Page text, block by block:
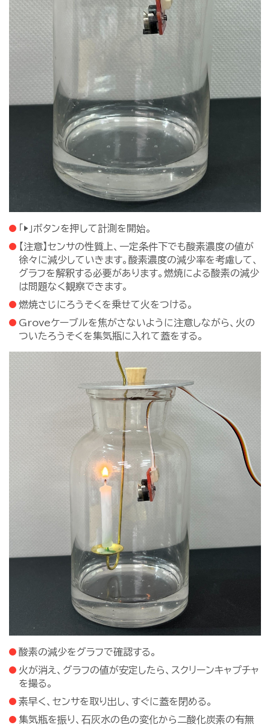
「▶」ボタンを押して計測を開始。
【注意】センサの性質上、一定条件下でも酸素濃度の値が
徐々に減少していきます。酸素濃度の減少率を考慮して、
グラフを解釈する必要があります。燃焼による酸素の減少
は問題なく観察できます。
燃焼さじにろうそくを乗せて火をつける。
Groveケーブルを焦がさないように注意しながら、火の
ついたろうそくを集気瓶に入れて蓋をする。
酸素の減少をグラフで確認する。
火が消え、グラフの値が安定したら、スクリーンキャプチャ
を撮る。
素早く、センサを取り出し、すぐに蓋を閉める。
集気瓶を振り、石灰水の色の変化から二酸化炭素の有無